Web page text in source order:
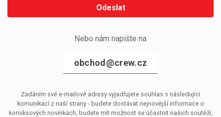
Odeslat
Nebo nám napište na
obchod@crew.cz
Zadáním své e-mailové adresy vyjadřujete souhlas s následující
komunikací z naší strany - budete dostávat nejnovější informace o
komiksových novinkách, budete mít možnost se účastnit našich soutěží,